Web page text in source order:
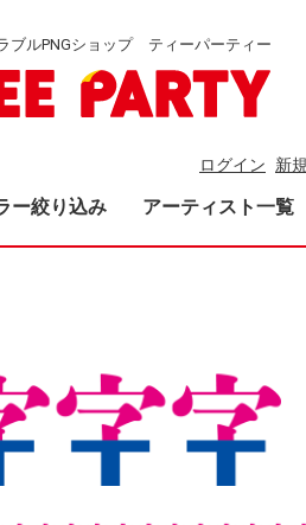
ブルPNGショップ ティーパーティー
ログイン 新
ー絞り込み アーティスト一覧